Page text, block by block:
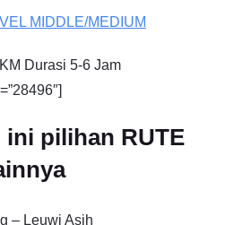
MIDDLE/MEDIUM
Durasi 5-6 Jam
ini pilihan RUTE
– Leuwi Asih